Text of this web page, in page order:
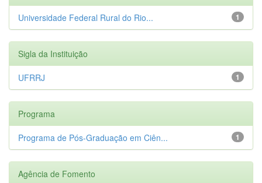
1
Universidade Federal Rural do Rio...
Sigla da Instituição
1
UFRRJ
Programa
1
Programa de Pós-Graduação em Ciên...
Agência de Fomento